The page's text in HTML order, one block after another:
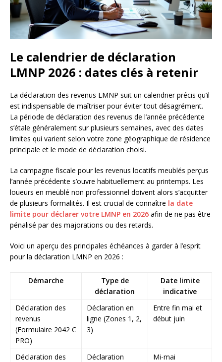
Le calendrier de déclaration
LMNP 2026 : dates clés à retenir
La déclaration des revenus LMNP suit un calendrier précis qu’il
est indispensable de maîtriser pour éviter tout désagrément.
La période de déclaration des revenus de l’année précédente
s’étale généralement sur plusieurs semaines, avec des dates
limites qui varient selon votre zone géographique de résidence
principale et le mode de déclaration choisi.
La campagne fiscale pour les revenus locatifs meublés perçus
l’année précédente s’ouvre habituellement au printemps. Les
loueurs en meublé non professionnel doivent alors s’acquitter
de plusieurs formalités. Il est crucial de connaître la date
limite pour déclarer votre LMNP en 2026 afin de ne pas être
pénalisé par des majorations ou des retards.
Voici un aperçu des principales échéances à garder à l’esprit
pour la déclaration LMNP en 2026 :
Démarche
Type de
déclaration
Date limite
indicative
Déclaration des
revenus
(Formulaire 2042 C
PRO)
Déclaration en
ligne (Zones 1, 2,
3)
Entre fin mai et
début juin
Déclaration des
Déclaration
Mi-mai